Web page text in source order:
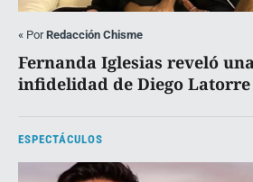
« PorRedacción Chisme
Fernanda Iglesias reveló
infidelidad de Diego
ESPECTÁCULOS